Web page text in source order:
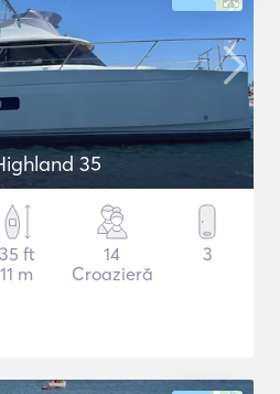
35
35 ft
11 m
14
Croazieră
3